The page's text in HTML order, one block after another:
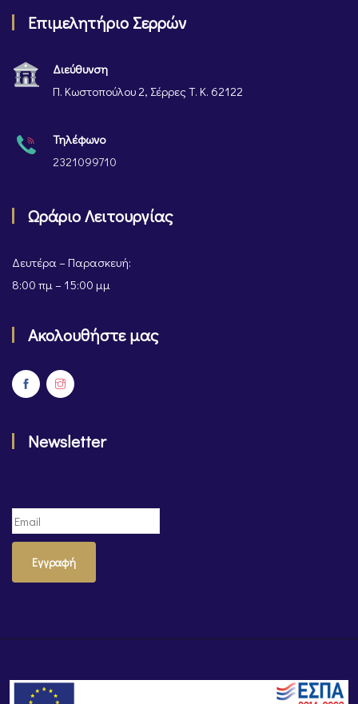
Επιμελητήριο Σερρών
Διεύθυνση
Π. Κωστοπούλου 2, Σέρρες Τ. Κ. 62122
Τηλέφωνο
2321099710
Ωράριο Λειτουργίας
Δευτέρα – Παρασκευή:
8:00 πμ – 15:00 μμ
Ακολουθήστε μας
Newsletter
Εγγραφή